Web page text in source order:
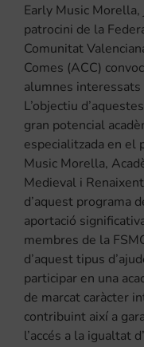
Tenda
Early Music Morella,
patrocini de la
Comunitat
Comes (ACC)
alumnes
L’objectiu
gran potencial
especialitzada en el
Music Morella,
Medieval i
d’aquest programa
aportació
membres de la
d’aquest tipus
participar en una
de marcat caràcter
contribuint així a
l’accés a la igualtat